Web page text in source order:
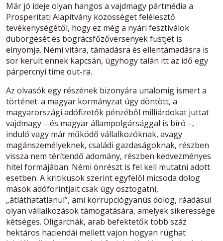
Már jó ideje olyan hangos a vajdmagy pártmédia a
Prosperitati Alapítvány közösséget felélesztő
tevékenységétől, hogy ez még a nyári fesztiválok
dübörgését és bográcsfőzőversenyek füstjét is
elnyomja. Némi vitára, támadásra és ellentámadásra is
sor került ennek kapcsán, úgyhogy talán itt az idő egy
párpercnyi time out-ra.
Az olvasók egy részének bizonyára unalomig ismert a
történet: a magyar kormányzat úgy döntött, a
magyarországi adófizetők pénzéből milliárdokat juttat
vajdmagy – és magyar állampolgársággal is bíró –,
induló vagy már működő vállalkozóknak, avagy
magánszemélyeknek, családi gazdaságoknak, részben
vissza nem térítendő adomány, részben kedvezményes
hitel formájában. Némi önrészt is fel kell mutatni adott
esetben. A kritikusok szerint egyfelől micsoda dolog
mások adóforintjait csak úgy osztogatni,
„átláthatatlanul”, ami korrupciógyanús dolog, ráadásul
olyan vállalkozások támogatására, amelyek sikeressége
kétséges. Oligarchák, arab befektetők több száz
hektáros haciendái mellett vajon hogyan rúghat